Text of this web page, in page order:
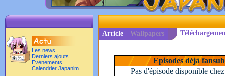
Les news
Derniers ajouts
Evènements
Calendrier Japanim
Article Wallpapers
Episodes déjà
Pas d'épisode disponible